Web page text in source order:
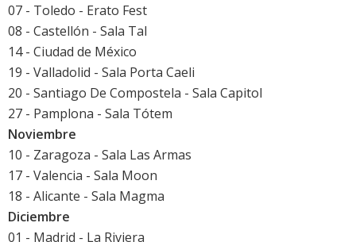
07 - Toledo - Erato Fest
08 - Castellón - Sala Tal
14 - Ciudad de México
19 - Valladolid - Sala Porta Caeli
20 - Santiago De Compostela - Sala Capitol
27 - Pamplona - Sala Tótem
Noviembre
10 - Zaragoza - Sala Las Armas
17 - Valencia - Sala Moon
18 - Alicante - Sala Magma
Diciembre
01 - Madrid - La Riviera